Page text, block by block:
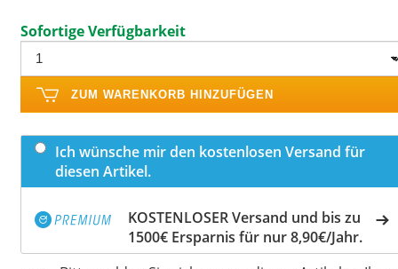
Sofortige Verfügbarkeit
ZUM WARENKORB HINZUFÜGEN
Ich wünsche mir den kostenlosen Versand für
diesen Artikel.
KOSTENLOSER Versand und bis zu
1500€ Ersparnis für nur 8,90€/Jahr.